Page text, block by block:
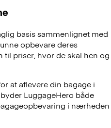
basis sammenlignet med
opbevare deres
til priser, hvor de skal hen og
at aflevere din bagage i
LuggageHero både
i nærheden